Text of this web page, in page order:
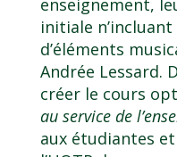
initiale
d’éléments
Andrée Lessard.
créer le cours
au service de
aux étudiantes